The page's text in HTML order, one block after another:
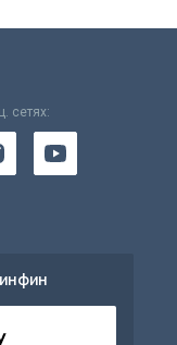
сетях: